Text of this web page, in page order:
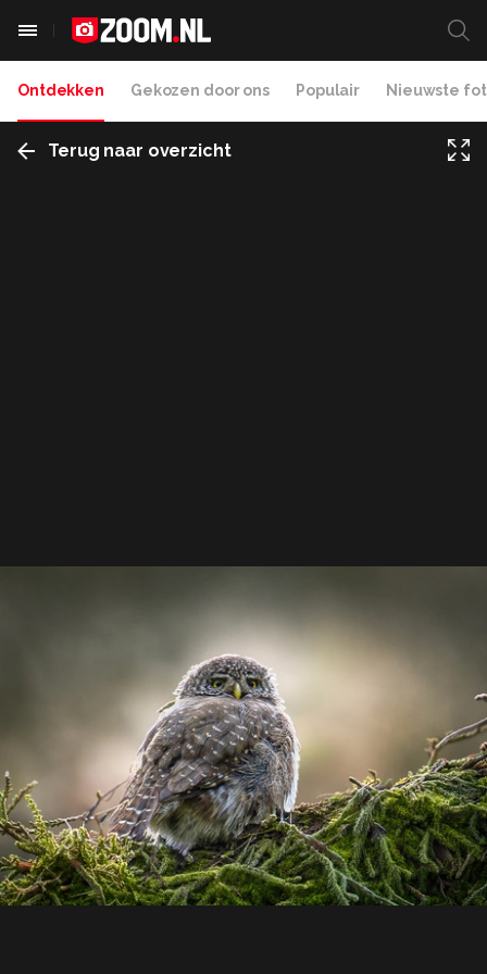
Ontdekken Gekozen door ons Populair Nieuwste
Terug naar overzicht